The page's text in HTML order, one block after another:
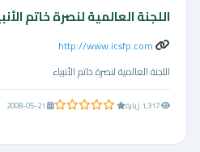
اللجنة العالمية لنصرة خاتم الأنبياء
http://www.icsfp.com
اللجنة العالمية لنصرة خاتم الأنبياء
0.0 من 5 نجوم 2008-05-21